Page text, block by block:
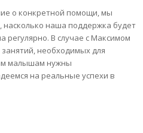
о конкретной помощи, мы
насколько наша поддержка будет
регулярно. В случае с Максимом
необходимых для
малышам нужны
на реальные успехи в